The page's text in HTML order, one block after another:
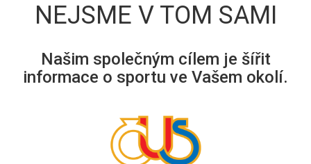
NEJSME V TOM SAMI
Našim společným cílem je šířit
informace o sportu ve Vašem okolí.